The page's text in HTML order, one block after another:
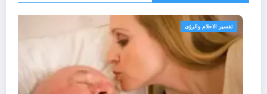
الاحلام والرؤى